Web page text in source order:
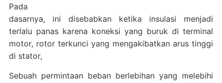
Pada
dasarnya, ini disebabkan ketika insulasi menjadi
terlalu panas karena koneksi yang buruk di terminal
motor, rotor terkunci yang mengakibatkan arus tinggi
di stator,
Sebuah permintaan beban berlebihan yang melebihi